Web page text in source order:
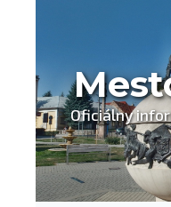
Oficiálny